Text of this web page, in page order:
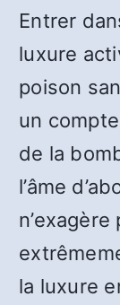
Entrer
luxure
poison
un
de la
l’âme
la luxure